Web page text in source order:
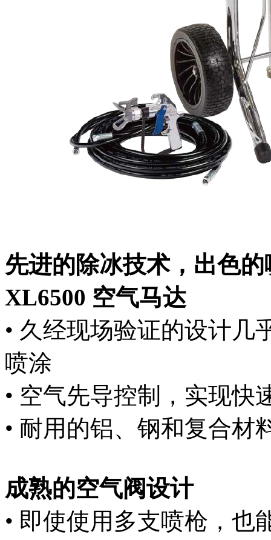
先进的除冰技术，出色
XL6500 空气马达
• 久经现场验证的设计几
喷涂
• 空气先导控制，实现快
• 耐用的铝、钢和复合材
成熟的空气阀设计
• 即使使用多支喷枪，也